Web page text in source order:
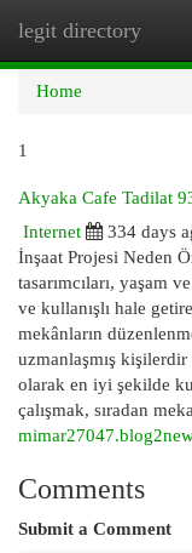
legit directory
Home
1
Akyaka Cafe Tadilat
Internet
334 days
İnşaat Projesi Neden
tasarımcıları, yaşam
ve kullanışlı hale
mekânların
uzmanlaşmış
olarak en iyi şekilde
çalışmak, sıradan
Comments
Submit a Comment